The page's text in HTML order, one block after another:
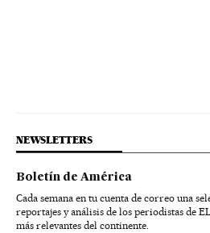
NEWSLETTERS
Boletín de América
Cada semana en tu cuenta de correo una
reportajes y análisis de los periodistas de
más relevantes del continente.